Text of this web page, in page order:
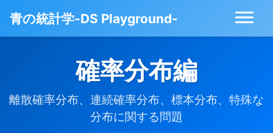
青の統計学-DS Playground-
確率分布編
離散確率分布、連続確率分布、標本分布、特殊な
分布に関する問題